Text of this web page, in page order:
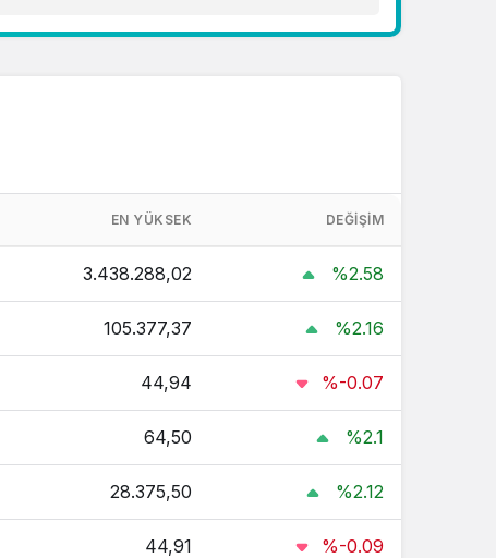
EN YÜKSEK DEĞIŞIM
3.438.288,02 %2.58
105.377,37 %2.16
44,94 %-0.07
64,50 %2.1
28.375,50 %2.12
44,91 %-0.09